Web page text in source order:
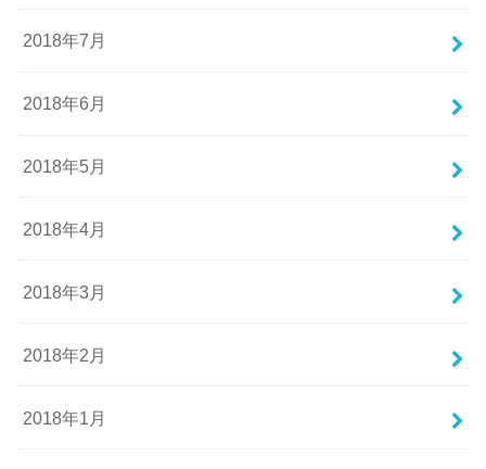
2018年7月
2018年6月
2018年5月
2018年4月
2018年3月
2018年2月
2018年1月